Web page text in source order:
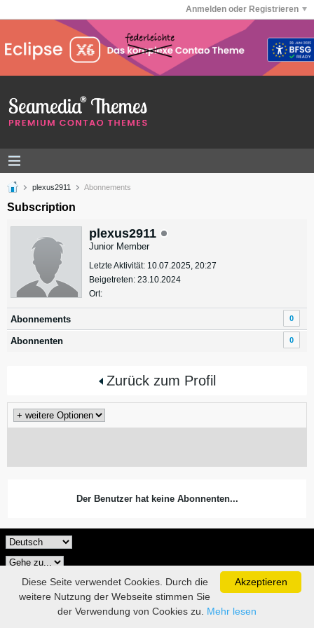
Anmelden oder Registrieren
plexus2911 Abonnements
Subscription
plexus2911
Junior Member
Letzte Aktivität: 10.07.2025, 20:27
Beigetreten: 23.10.2024
Ort:
Abonnements 0
Abonnenten 0
Zurück zum Profil
Der Benutzer hat keine Abonnenten...
Akzeptieren
Diese Seite verwendet Cookies. Durch die
weitere Nutzung der Webseite stimmen Sie
der Verwendung von Cookies zu. Mehr lesen